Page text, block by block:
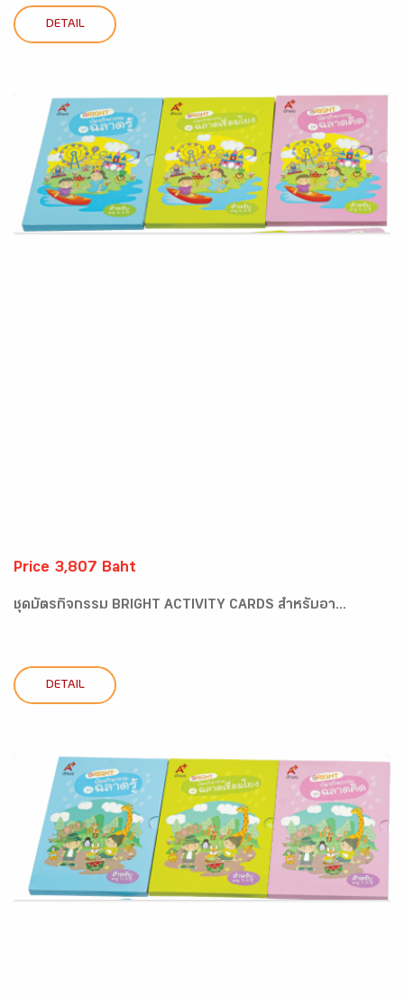
DETAIL
Price 3,807 Baht
ชุดบัตรกิจกรรม BRIGHT ACTIVITY CARDS สำหรับอา...
DETAIL